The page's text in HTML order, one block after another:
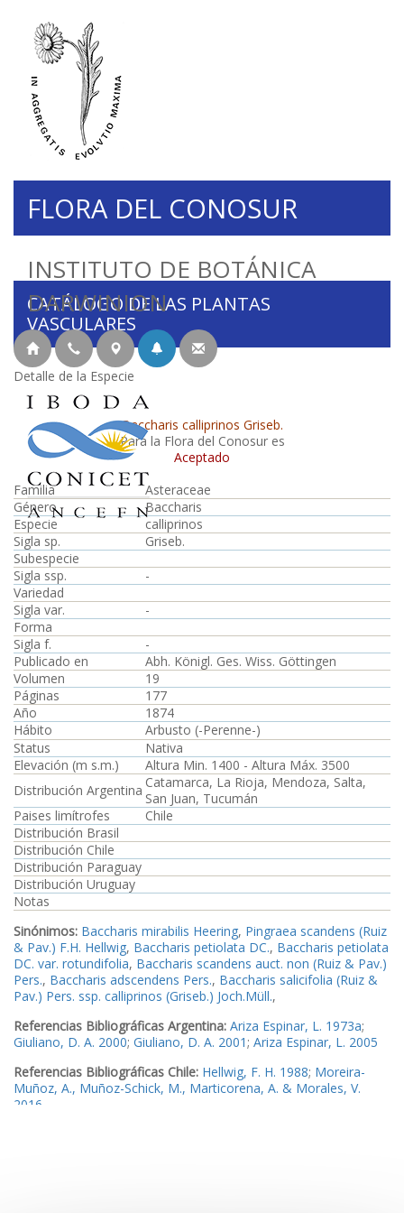
INSTITUTO DE BOTÁNICA
DARWINION
FLORA DEL CONOSUR
CATÁLOGO DE LAS PLANTAS
VASCULARES
Detalle de la Especie
Baccharis calliprinos Griseb.
Para la Flora del Conosur es
Aceptado
Familia
Asteraceae
Género
Baccharis
Especie
calliprinos
Sigla sp.
Griseb.
Subespecie
Sigla ssp.
-
Variedad
Sigla var.
-
Forma
Sigla f.
-
Publicado en
Abh. Königl. Ges. Wiss. Göttingen
Volumen
19
Páginas
177
Año
1874
Hábito
Arbusto (-Perenne-)
Status
Nativa
Elevación (m s.m.)
Altura Min. 1400 - Altura Máx. 3500
Distribución Argentina Catamarca, La Rioja, Mendoza, Salta,
San Juan, Tucumán
Paises limítrofes
Chile
Distribución Brasil
Distribución Chile
Distribución Paraguay
Distribución Uruguay
Notas
Sinónimos: Baccharis mirabilis Heering, Pingraea scandens (Ruiz
& Pav.) F.H. Hellwig, Baccharis petiolata DC., Baccharis petiolata
DC. var. rotundifolia, Baccharis scandens auct. non (Ruiz & Pav.)
Pers., Baccharis adscendens Pers., Baccharis salicifolia (Ruiz &
Pav.) Pers. ssp. calliprinos (Griseb.) Joch.Müll.,
Referencias Bibliográficas Argentina: Ariza Espinar, L. 1973a;
Giuliano, D. A. 2000; Giuliano, D. A. 2001; Ariza Espinar, L. 2005
Referencias Bibliográficas Chile: Hellwig, F. H. 1988; Moreira-
Muñoz, A., Muñoz-Schick, M., Marticorena, A. & Morales, V.
2016